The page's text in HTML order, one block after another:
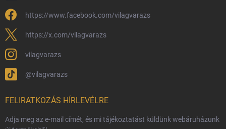
Védjegyek és szerzői jogok
Fémjelzés és nemesfém-tájékoztató
https://www.facebook.com/vilagvarazs
https://x.com/vilagvarazs
vilagvarazs
@vilagvarazs
FELIRATKOZÁS HÍRLEVÉLRE
Adja meg az e-mail címét, és mi tájékoztatást küldünk webáruházunk